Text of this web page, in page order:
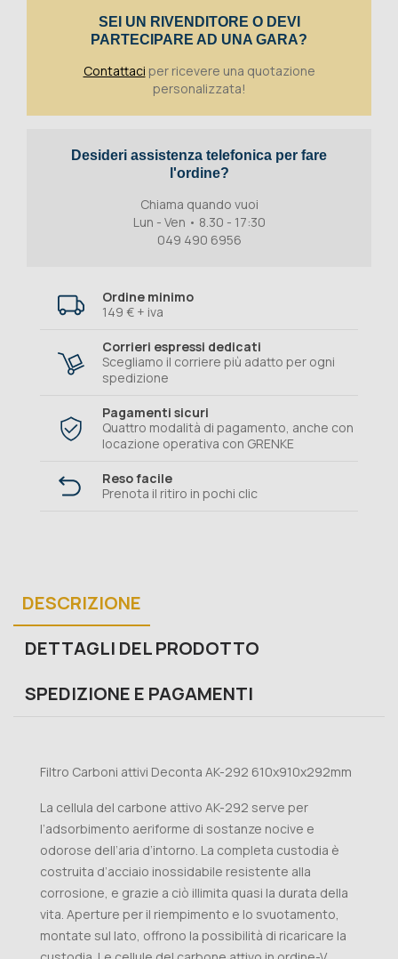
SEI UN RIVENDITORE O DEVI
PARTECIPARE AD UNA GARA?
Contattaci per ricevere una quotazione
personalizzata!
Desideri assistenza telefonica per fare
l'ordine?
Chiama quando vuoi
Lun - Ven • 8.30 - 17:30
049 490 6956
Ordine minimo
149 € + iva
Corrieri espressi dedicati
Scegliamo il corriere più adatto per ogni
spedizione
Pagamenti sicuri
Quattro modalità di pagamento, anche con
locazione operativa con GRENKE
Reso facile
Prenota il ritiro in pochi clic
DESCRIZIONE
DETTAGLI DEL PRODOTTO
SPEDIZIONE E PAGAMENTI
Filtro Carboni attivi Deconta AK-292 610x910x292mm
La cellula del carbone attivo AK-292 serve per
l’adsorbimento aeriforme di sostanze nocive e
odorose dell’aria d’intorno. La completa custodia è
costruita d’acciaio inossidabile resistente alla
corrosione, e grazie a ciò illimita quasi la durata della
vita. Aperture per il riempimento e lo svuotamento,
montate sul lato, offrono la possibilità di ricaricare la